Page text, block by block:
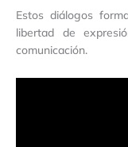
Estos diálogos
libertad de
comunicación.